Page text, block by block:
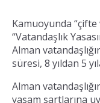
Kamuoyunda “çifte
“Vatandaşlık
Alman
süresi, 8 yıldan 5
Alman
yaşam şartlarına